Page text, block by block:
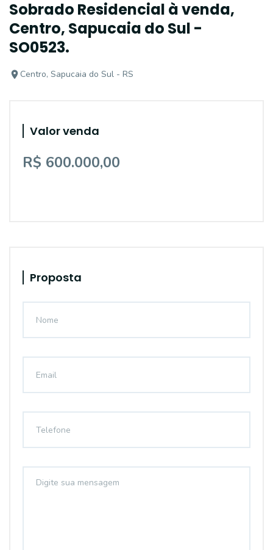
Sobrado Residencial à venda,
Centro, Sapucaia do Sul -
SO0523.
Centro, Sapucaia do Sul - RS
Valor venda
R$ 600.000,00
Proposta